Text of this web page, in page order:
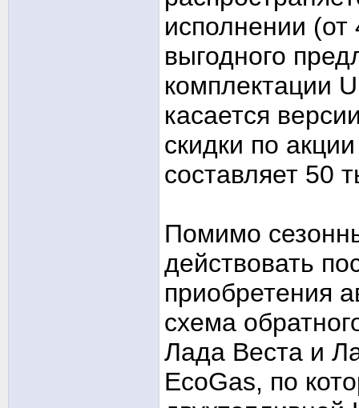
исполнении
выгодного
комплектации
касается
скидки по
составляет 50
Помимо
действовать
приобретения
схема
Лада Веста и
EcoGas, по